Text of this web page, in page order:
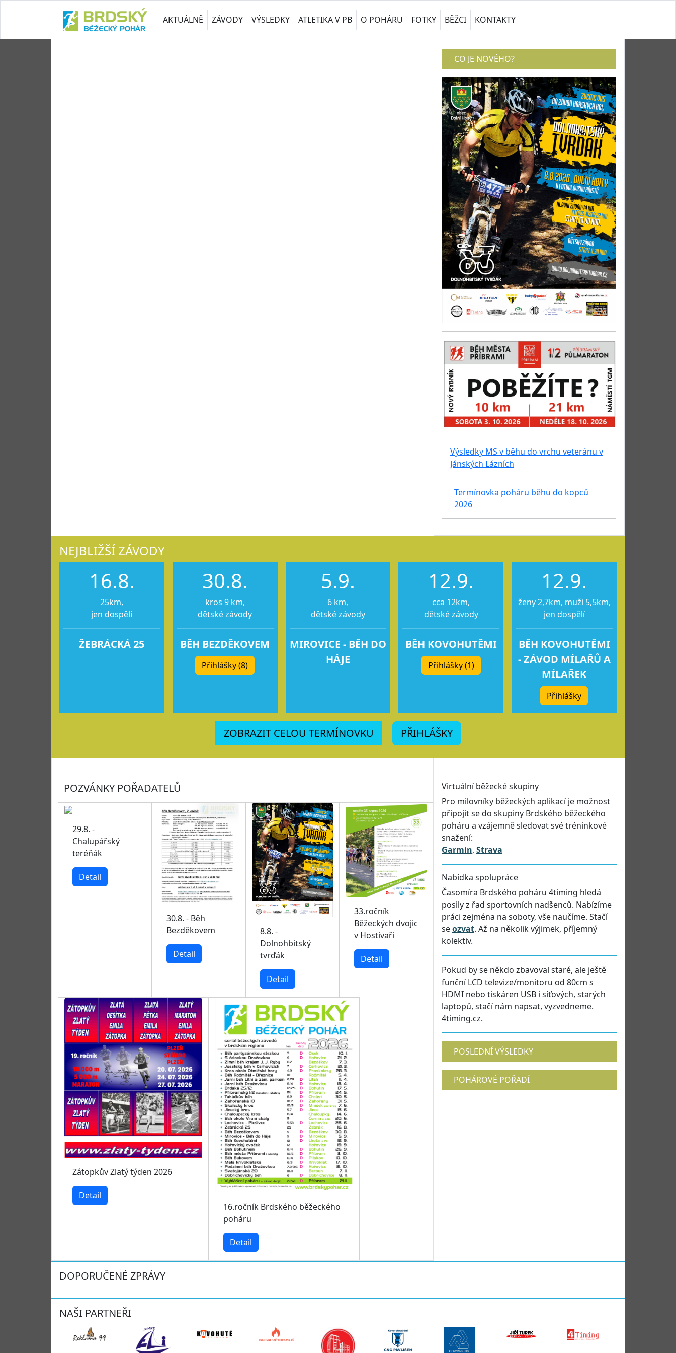
AKTUÁLNĚ ZÁVODY VÝSLEDKY ATLETIKA V PB O POHÁRU FOTKY BĚŽCI KONTAKTY
CO JE NOVÉHO?
Výsledky MS v běhu do vrchu veteránu v
Jánských Lázních
Termínovka poháru běhu do kopců
2026
NEJBLIŽŠÍ ZÁVODY
16.8.
25km,
jen dospělí
ŽEBRÁCKÁ 25
30.8.
kros 9 km,
dětské závody
BĚH BEZDĚKOVEM
Přihlášky (8)
5.9.
6 km,
dětské závody
MIROVICE - BĚH DO
HÁJE
12.9.
cca 12km,
dětské závody
BĚH KOVOHUTĚMI
Přihlášky (1)
12.9.
ženy 2,7km, muži 5,5km,
jen dospělí
BĚH KOVOHUTĚMI
- ZÁVOD MÍLAŘŮ A
MÍLAŘEK
Přihlášky
ZOBRAZIT CELOU TERMÍNOVKU PŘIHLÁŠKY
POZVÁNKY POŘADATELŮ
29.8. -
Chalupářský
teréňák
Detail
30.8. - Běh
Bezděkovem
Detail
8.8. -
Dolnohbitský
tvrďák
Detail
33.ročník
Běžeckých dvojic
v Hostivaři
Detail
Zátopkův Zlatý týden 2026
Detail
16.ročník Brdského běžeckého
poháru
Detail
Virtuální běžecké skupiny
Pro milovníky běžeckých aplikací je možnost
připojit se do skupiny Brdského běžeckého
poháru a vzájemně sledovat své tréninkové
snažení:
Garmin, Strava
Nabídka spolupráce
Časomíra Brdského poháru 4timing hledá
posily z řad sportovních nadšenců. Nabízíme
práci zejména na soboty, vše naučíme. Stačí
seozvat. Až na několik výjimek, příjemný
kolektiv.
Pokud by se někdo zbavoval staré, ale ještě
funční LCD televize/monitoru od 80cm s
HDMI nebo tiskáren USB i síťových, starých
laptopů, stačí nám napsat, vyzvedneme.
4timing.cz.
POSLEDNÍ VÝSLEDKY
POHÁROVÉ POŘADÍ
DOPORUČENÉ ZPRÁVY
NAŠI PARTNEŘI